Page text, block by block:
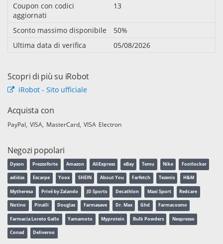
Coupon con codici
aggiornati
13
Sconto massimo disponibile
50%
Ultima data di verifica
05/08/2026
Scopri di più su iRobot
iRobot - Sito ufficiale
Acquista con
PayPal VISA MasterCard VISA Electron
Negozi popolari
Dyson Prezzoforte Amazon AliExpress eBay Temu Nike Footlocker
adidas Escarpe Yoox SHEIN About You Farfetch Tezenis H&M
Mytheresa Privé by Zalando JD Sports Decathlon Maxi Sport Redcare
Notino Pinalli Douglas Farmasave Dr. Max Ghd Farmacosmo
Farmacia Loreto Gallo Yamamoto Myprotein Bulk Powders Nespresso
Conad Deliveroo